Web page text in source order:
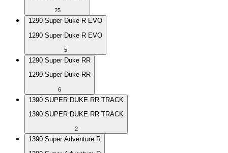
25
1290 Super Duke R EVO
1290 Super Duke R EVO
5
1290 Super Duke RR
1290 Super Duke RR
6
1390 SUPER DUKE RR TRACK
1390 SUPER DUKE RR TRACK
2
1390 Super Adventure R